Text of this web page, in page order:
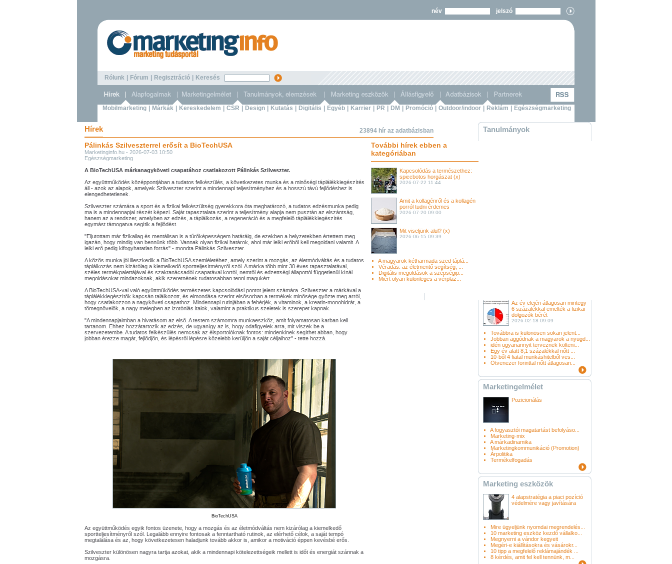
név jelszó
Rólunk Fórum Regisztráció Keresés
Mobilmarketing Márkák Kereskedelem CSR Design Kutatás Digitális Egyéb Karrier PR DM Promóció Outdoor/indoor Reklám Egészségmarketing
Hírek 23894 hír az adatbázisban Tanulmányok
Pálinkás Szilveszterrel erősít a BioTechUSA
Marketinginfo.hu - 2026-07-03 10:50
Egészségmarketing
A BioTechUSA márkanagyköveti csapatához csatlakozott Pálinkás Szilveszter.
Az együttműködés középpontjában a tudatos felkészülés, a következetes munka és a minőségi táplálékkiegészítés
áll - azok az alapok, amelyek Szilveszter szerint a mindennapi teljesítményhez és a hosszú távú fejlődéshez is
elengedhetetlenek.
Szilveszter számára a sport és a fizikai felkészültség gyerekkora óta meghatározó, a tudatos edzésmunka pedig
ma is a mindennapjai részét képezi. Saját tapasztalata szerint a teljesítmény alapja nem pusztán az elszántság,
hanem az a rendszer, amelyben az edzés, a táplálkozás, a regeneráció és a megfelelő táplálékkiegészítés
egymást támogatva segítik a fejlődést.
"Eljutottam már fizikailag és mentálisan is a tűrőképességem határáig, de ezekben a helyzetekben értettem meg
igazán, hogy mindig van bennünk több. Vannak olyan fizikai határok, ahol már lelki erőből kell megoldani valamit. A
lelki erő pedig kifogyhatatlan forrás" - mondta Pálinkás Szilveszter.
A közös munka jól illeszkedik a BioTechUSA szemléletéhez, amely szerint a mozgás, az életmódváltás és a tudatos
táplálkozás nem kizárólag a kiemelkedő sportteljesítményről szól. A márka több mint 30 éves tapasztalatával,
széles termékpalettájával és szaktanácsadói csapatával kortól, nemtől és edzettségi állapottól függetlenül kínál
megoldásokat mindazoknak, akik szeretnének tudatosabban tenni magukért.
A BioTechUSA-val való együttműködés természetes kapcsolódási pontot jelent számára. Szilveszter a márkával a
táplálékkiegészítők kapcsán találkozott, és elmondása szerint elsősorban a termékek minősége győzte meg arról,
hogy csatlakozzon a nagyköveti csapathoz. Mindennapi rutinjában a fehérjék, a vitaminok, a kreatin-monohidrát, a
tömegnövelők, a nagy melegben az izotóniás italok, valamint a praktikus szeletek is szerepet kapnak.
"A mindennapjaimban a hivatásom az első. A testem számomra munkaeszköz, amit folyamatosan karban kell
tartanom. Ehhez hozzátartozik az edzés, de ugyanígy az is, hogy odafigyelek arra, mit viszek be a
szervezetembe. A tudatos felkészülés nemcsak az élsportolóknak fontos: mindenkinek segíthet abban, hogy
jobban érezze magát, fejlődjön, és lépésről lépésre közelebb kerüljön a saját céljaihoz" - tette hozzá.
BioTechUSA
Az együttműködés egyik fontos üzenete, hogy a mozgás és az életmódváltás nem kizárólag a kiemelkedő
sportteljesítményről szól. Legalább ennyire fontosak a fenntartható rutinok, az elérhető célok, a saját tempó
megtalálása és az, hogy következetesen haladjunk tovább akkor is, amikor a motiváció éppen kevésbé erős.
Szilveszter különösen nagyra tartja azokat, akik a mindennapi kötelezettségeik mellett is időt és energiát szánnak a
mozgásra.
További hírek ebben a
kategóriában
Kapcsolódás a természethez:
spiccbotos horgászat (x)
2026-07-22 11:44
Amit a kollagénről és a kollagén
porról tudni érdemes
2026-07-20 09:00
Mit viseljünk alul? (x)
2026-06-15 09:39
A magyarok kétharmada szed táplá...
Véradás: az életmentő segítség, ...
Digitális megoldások a szépségip...
Miért olyan különleges a vérplaz...
Az év elején átlagosan mintegy
6 százalékkal emelték a fizikai
dolgozók bérét
2026-02-18 09:09
Továbbra is különösen sokan jelent...
Jobban aggódnak a magyarok a nyugd...
idén ugyanannyit terveznek költeni...
Egy év alatt 8,1 százalékkal nőtt ...
10-ből 4 fiatal munkáshitelből ves...
Ötvenezer forinttal nőtt átlagosan...
Marketingelmélet
Pozicionálás
A fogyasztói magatartást befolyáso...
Marketing-mix
A márkadinamika
Marketingkommunikáció (Promotion)
Árpolitika
Termékelfogadás
Marketing eszközök
4 alapstratégia a piaci pozíció
védelmére vagy javítására
Mire ügyeljünk nyomdai megrendelés...
10 marketing eszköz kezdő vállalko...
Megnyerni a vándor kegyeit
Megéri-e kiállításokra és vásárokr...
10 tipp a megfelelő reklámajándék ...
8 kérdés, amit fel kell tennünk, m...